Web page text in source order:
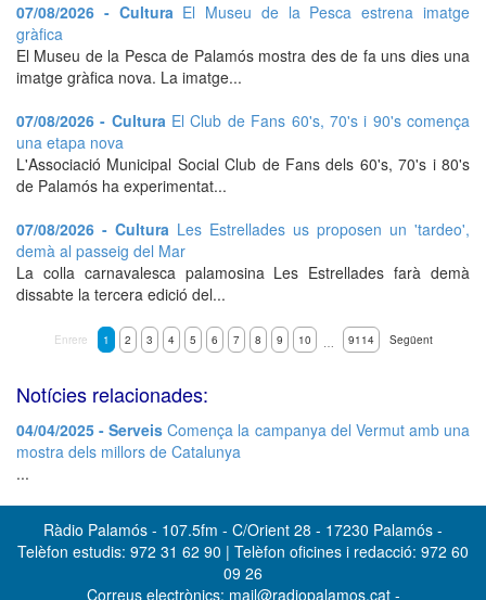
07/08/2026 - Cultura El Museu de la Pesca estrena imatge
gràfica
El Museu de la Pesca de Palamós mostra des de fa uns dies una
imatge gràfica nova. La imatge...
07/08/2026 - Cultura El Club de Fans 60's, 70's i 90's comença
una etapa nova
L'Associació Municipal Social Club de Fans dels 60's, 70's i 80's
de Palamós ha experimentat...
07/08/2026 - Cultura Les Estrellades us proposen un 'tardeo',
demà al passeig del Mar
La colla carnavalesca palamosina Les Estrellades farà demà
dissabte la tercera edició del...
Enrere 1 2 3 4 5 6 7 8 9 10 … 9114 Següent
Notícies relacionades:
04/04/2025 - Serveis Comença la campanya del Vermut amb una
mostra dels millors de Catalunya
...
Ràdio Palamós - 107.5fm - C/Orient 28 - 17230 Palamós -
Telèfon estudis: 972 31 62 90 | Telèfon oficines i redacció: 972 60
09 26
Correus electrònics: mail@radiopalamos.cat -